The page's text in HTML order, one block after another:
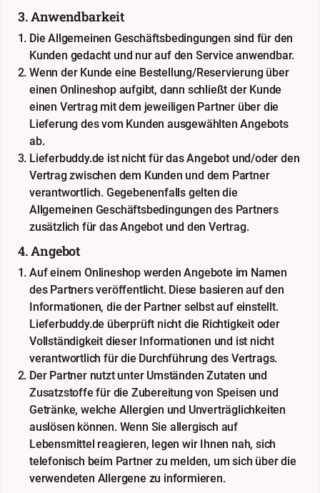
3. Anwendbarkeit
Die Allgemeinen Geschäftsbedingungen sind für den
Kunden gedacht und nur auf den Service anwendbar.
Wenn der Kunde eine Bestellung/Reservierung über
einen Onlineshop aufgibt, dann schließt der Kunde
einen Vertrag mit dem jeweiligen Partner über die
Lieferung des vom Kunden ausgewählten Angebots
ab.
Lieferbuddy.de ist nicht für das Angebot und/oder den
Vertrag zwischen dem Kunden und dem Partner
verantwortlich. Gegebenenfalls gelten die
Allgemeinen Geschäftsbedingungen des Partners
zusätzlich für das Angebot und den Vertrag.
4. Angebot
Auf einem Onlineshop werden Angebote im Namen
des Partners veröffentlicht. Diese basieren auf den
Informationen, die der Partner selbst auf einstellt.
Lieferbuddy.de überprüft nicht die Richtigkeit oder
Vollständigkeit dieser Informationen und ist nicht
verantwortlich für die Durchführung des Vertrags.
Der Partner nutzt unter Umständen Zutaten und
Zusatzstoffe für die Zubereitung von Speisen und
Getränke, welche Allergien und Unverträglichkeiten
auslösen können. Wenn Sie allergisch auf
Lebensmittel reagieren, legen wir Ihnen nah, sich
telefonisch beim Partner zu melden, um sich über die
verwendeten Allergene zu informieren.